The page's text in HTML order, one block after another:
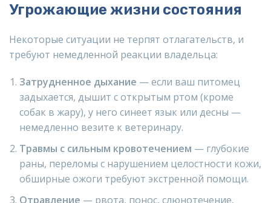
Угрожающие жизни состояния
Некоторые ситуации не терпят отлагательств, и
требуют немедленной реакции владельца:
Затрудненное дыхание — если ваш питомец
задыхается, дышит с открытым ртом (кроме
собак в жару), у него синеет язык или десны —
немедленно везите к ветеринару.
Травмы с сильным кровотечением — глубокие
раны, переломы с нарушением целостности кожи,
обширные ожоги требуют экстренной помощи.
Отравление — рвота, понос, слюнотечение,